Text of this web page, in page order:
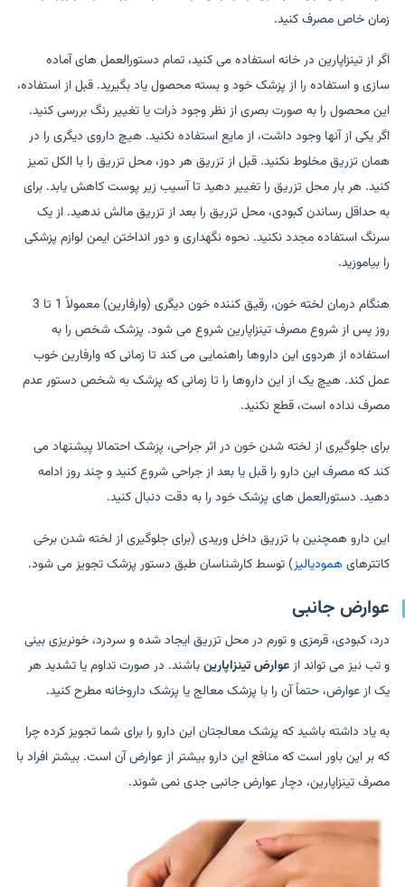
زمان خاص مصرف کنید.
اگر از تینزاپارین در خانه استفاده می کنید، تمام دستورالعمل های آماده
سازی و استفاده را از پزشک خود و بسته محصول یاد بگیرید. قبل از استفاده،
این محصول را به صورت بصری از نظر وجود ذرات یا تغییر رنگ بررسی کنید.
اگر یکی از آنها وجود داشت، از مایع استفاده نکنید. هیچ داروی دیگری را در
همان تزریق مخلوط نکنید. قبل از تزریق هر دوز، محل تزریق را با الکل تمیز
کنید. هر بار محل تزریق را تغییر دهید تا آسیب زیر پوست کاهش یابد. برای
به حداقل رساندن کبودی، محل تزریق را بعد از تزریق مالش ندهید. از یک
سرنگ استفاده مجدد نکنید. نحوه نگهداری و دور انداختن ایمن لوازم پزشکی
را بیاموزید.
هنگام درمان لخته خون، رقیق کننده خون دیگری (وارفارین) معمولاً 1 تا 3
روز پس از شروع مصرف تینزاپارین شروع می شود. پزشک شخص را به
استفاده از هردوی این داروها راهنمایی می کند تا زمانی که وارفارین خوب
عمل کند. هیچ یک از این داروها را تا زمانی که پزشک به شخص دستور عدم
مصرف نداده است، قطع نکنید.
برای جلوگیری از لخته شدن خون در اثر جراحی، پزشک احتمالا پیشنهاد می
کند که مصرف این دارو را قبل یا بعد از جراحی شروع کنید و چند روز ادامه
دهید. دستورالعمل های پزشک خود را به دقت دنبال کنید.
این دارو همچنین با تزریق داخل وریدی (برای جلوگیری از لخته شدن برخی
کاتترهای همودیالیز) توسط کارشناسان طبق دستور پزشک تجویز می شود.
عوارض جانبی
درد، کبودی، قرمزی و تورم در محل تزریق ایجاد شده و سردرد، خونریزی بینی
و تب نیز می تواند ازعوارض تینزاپارینباشند. در صورت تداوم یا تشدید هر
یک از عوارض، حتماً آن را با پزشک معالج یا پزشک داروخانه مطرح کنید.
به یاد داشته باشید که پزشک معالجتان این دارو را برای شما تجویز کرده چرا
که بر این باور است که منافع این دارو بیشتر از عوارض آن است. بیشتر افراد با
مصرف تینزاپارین، دچار عوارض جانبی جدی نمی شوند.